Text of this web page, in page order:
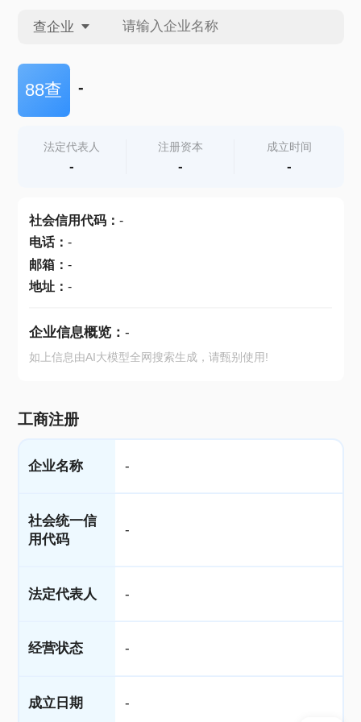
查企业
查企业
查产地
88查 -
法定代表人
-
注册资本
-
成立时间
-
社会信用代码： -
电话： -
邮箱： -
地址： -
企业信息概览： -
如上信息由AI大模型全网搜索生成，请甄别使用!
工商注册
企业名称 -
社会统一信
用代码
-
法定代表人 -
经营状态 -
成立日期 -